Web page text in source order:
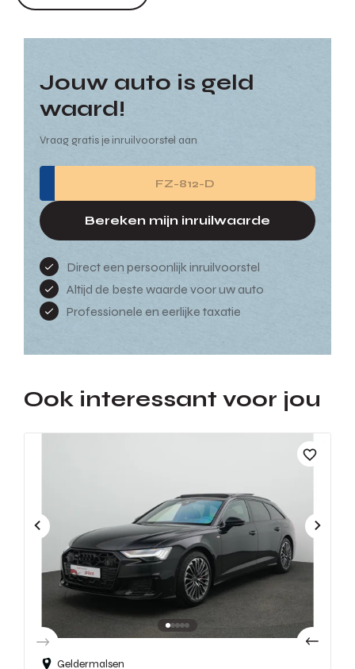
Jouw auto is geld
waard!
Vraag gratis je inruilvoorstel aan
Bereken mijn inruilwaarde
Direct een persoonlijk inruilvoorstel
Altijd de beste waarde voor uw auto
Professionele en eerlijke taxatie
Ook interessant voor jou
Geldermalsen